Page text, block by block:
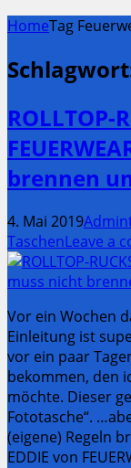
HomeTag
ROLLTOP-
brennen
4. Mai 2019
TaschenLeave a
Vor ein Wochen
Einleitung ist
vor ein paar
bekommen, den
möchte. Dieser
Fototasche“.
(eigene) Regeln
EDDIE von